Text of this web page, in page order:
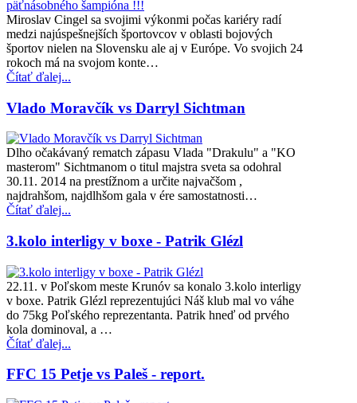
Miroslav Cingel sa svojimi výkonmi počas kariéry radí
medzi najúspešnejších športovcov v oblasti bojových
športov nielen na Slovensku ale aj v Európe. Vo svojich 24
rokoch má na svojom konte…
Čítať ďalej...
Vlado Moravčík vs Darryl Sichtman
Dlho očakávaný rematch zápasu Vlada "Drakulu" a "KO
masterom" Sichtmanom o titul majstra sveta sa odohral
30.11. 2014 na prestížnom a určite najvačšom ,
najdrahšom, najdlhšom gala v ére samostatnosti…
Čítať ďalej...
3.kolo interligy v boxe - Patrik Glézl
22.11. v Poľskom meste Krunóv sa konalo 3.kolo interligy
v boxe. Patrik Glézl reprezentujúci Náš klub mal vo váhe
do 75kg Poľského reprezentanta. Patrik hneď od prvého
kola dominoval, a …
Čítať ďalej...
FFC 15 Petje vs Paleš - report.